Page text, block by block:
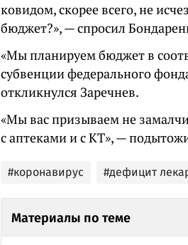
ковидом, скорее всего, не
бюджет?», — спросил
«Мы планируем бюджет в
субвенции федерального
откликнулся Заречнев.
«Мы вас призываем не
с аптеками и с КТ», —
#коронавирус #дефицит
Материалы по теме